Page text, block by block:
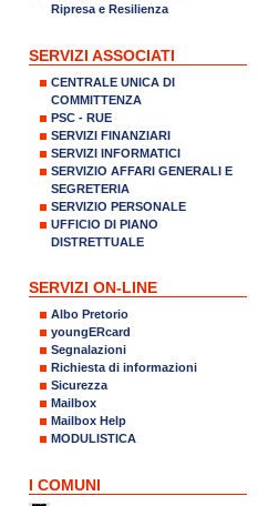
Ripresa e Resilienza
SERVIZI ASSOCIATI
CENTRALE UNICA DI
COMMITTENZA
PSC - RUE
SERVIZI FINANZIARI
SERVIZI INFORMATICI
SERVIZIO AFFARI GENERALI E
SEGRETERIA
SERVIZIO PERSONALE
UFFICIO DI PIANO
DISTRETTUALE
SERVIZI ON-LINE
Albo Pretorio
youngERcard
Segnalazioni
Richiesta di informazioni
Sicurezza
Mailbox
Mailbox Help
MODULISTICA
I COMUNI